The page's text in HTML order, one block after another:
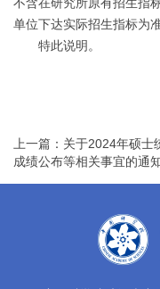
不含在研究所原有招生指
单位下达实际招生指标为准
特此说明。
上一篇：关于2024年硕士
成绩公布等相关事宜的通